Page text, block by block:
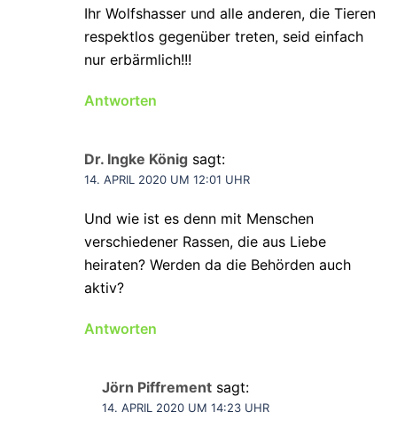
Ihr Wolfshasser und alle anderen, die Tieren
respektlos gegenüber treten, seid einfach
nur erbärmlich!!!
Antworten
Dr. Ingke König sagt:
14. APRIL 2020 UM 12:01 UHR
Und wie ist es denn mit Menschen
verschiedener Rassen, die aus Liebe
heiraten? Werden da die Behörden auch
aktiv?
Antworten
Jörn Piffrement sagt:
14. APRIL 2020 UM 14:23 UHR